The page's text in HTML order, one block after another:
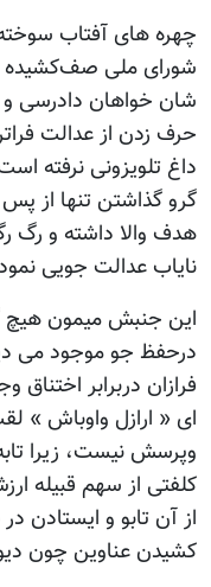
چهره های آفتاب
شورای ملی صف‌کشیده
شان خواهان دادرسی و
حرف زدن از عدالت
داغ تلویزونی نرفته
گرو گذاشتن تنها از
هدف والا داشته و رگ
نایاب عدالت جویی
این جنبش میمون هیچ
درحفظ جو موجود می
فرازان دربرابر
ای « ارازل واوباش »
وپرسش نیست، زیرا
کلفتی از سهم قبیله
از آن تابو و ایستادن
کشیدن عناوین چون